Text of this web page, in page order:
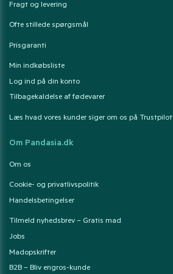
Fragt og levering
Ofte stillede spørgsmål
Prisgaranti
Min indkøbsliste
Log ind på din konto
Tilbagekaldelse af fødevarer
Læs hvad vores kunder siger om os på Trustpilot
Om Pandasia.dk
Om os
Cookie- og privatlivspolitik
Handelsbetingelser
Tilmeld nyhedsbrev – Gratis mad
Jobs
Madopskrifter
B2B – Bliv engros-kunde